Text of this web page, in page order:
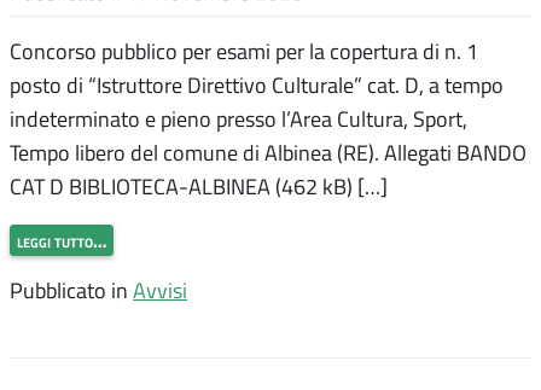
Concorso pubblico per esami per la copertura di n. 1
posto di “Istruttore Direttivo Culturale” cat. D, a tempo
indeterminato e pieno presso l’Area Cultura, Sport,
Tempo libero del comune di Albinea (RE). Allegati BANDO
CAT D BIBLIOTECA-ALBINEA (462 kB) […]
leggi tutto…
Pubblicato in Avvisi